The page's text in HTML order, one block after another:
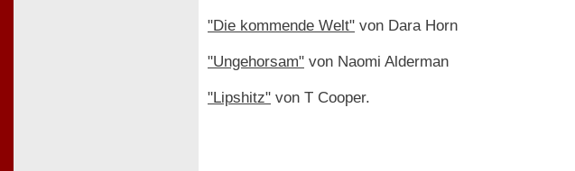
"Die kommende Welt" von Dara Horn
"Ungehorsam" von Naomi Alderman
"Lipshitz" von T Cooper.